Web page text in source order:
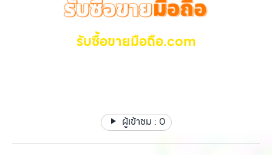
กรณี การเปลี่ยนแบตก่อนขายอาจช่วยเพิ่มมูลค่าได้ แต่ควรคำนวณต้นทุนให้
ดีว่าคุ้มค่าหรือไม่ 6. เช็คราคาก่อนขายทุกครั้ง การรู้ราคาตลาดก่อนขายเป็น
สิ่งที่ช่วยให้คุณไม่เสียเปรียบ หลายคนขายโดยไม่เช็คข้อมูล ทำให้โดนกด
ราคามากกว่าที่ควรจะเป็น แนะนำให้ลองเปรียบเทียบราคาจากหลายแหล่ง
บางรุ่น การมีกล่องครบอาจช่วยเพิ่มราคาได้พอสมควร เพราะผู้ซื้อสามารถ
นำไปขายต่อได้ง่ายขึ้น อย่างไรก็ตาม หากไม่มีอุปกรณ์เหล่านี้ ก็ยังสามารถ
ขายได้ตามปกติ เพียงแต่อาจไม่ได้ราคาสูงเท่ากับเครื่องที่มีครบ 8. เลือกช่อง
บริการของเรามุ่งตรงให้คุณได้รับราคาและความสะดวกสบายที่เหนือกว่า
ความสะดวก นัดรับถึงที่ ตรวจสภาพอย่างมืออาชีพ และจ่ายเงินทันที
วังหินไม่ว่าคุณจะต้องการ รับซื้อโทรศัพท์, รับซื้อแมคบุค, รับซื้อโน๊ตบุ๊ค, รับ
ซื้อแท็บเล็ต, หรือบริการอื่นๆ เกี่ยวกับสินค้าไอที กรุงเทพฯ – เราพร้อมให้
บริการครบวงจร บริการของเรา เราให้บริการแบบครบวงจรสำหรับลูกค้าที่
ใช้แล้วอาจกลายเป็นของที่ไม่ได้ใช้งานอยู่เฉยๆ เว็บไซต์ของเราจึงเกิดขึ้นเพื่อ
ทันที ด้วยบริการ รับซื้อไอโฟน, รับซื้อไอแพด, รับซื้อมือถือ, รับซื้อโทรศัพท์,
รับซื้อโน๊ตบุ๊ค, รับซื้อแท็บเล็ต, รับซื้อสินค้าไอทีกรุงเทพมหานคร อย่างครบ
มอบบริการประเมินสภาพเครื่อง ฟรี ปราบปรามความยุ่งยากทั้งหลาย โดย
เน้น โปร่งใส มั่นใจได้ และจ่ายเงินทันทีเมื่อตกลงซื้อขายสำเร็จ บริการของเรา
รับซื้อขายมือถือ.com
ผู้เข้าชม : 0